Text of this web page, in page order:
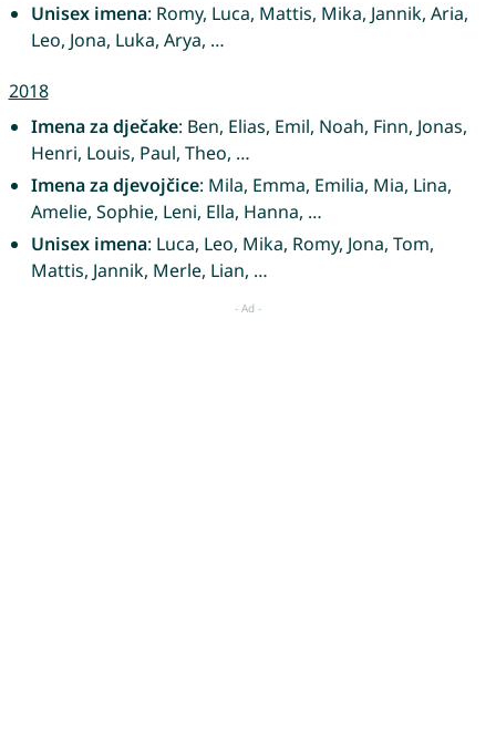
Unisex imena: Romy, Luca, Mattis, Mika, Jannik, Aria,
Leo, Jona, Luka, Arya, …
2018
Imena za dječake: Ben, Elias, Emil, Noah, Finn, Jonas,
Henri, Louis, Paul, Theo, …
Imena za djevojčice: Mila, Emma, Emilia, Mia, Lina,
Amelie, Sophie, Leni, Ella, Hanna, …
Unisex imena: Luca, Leo, Mika, Romy, Jona, Tom,
Mattis, Jannik, Merle, Lian, …